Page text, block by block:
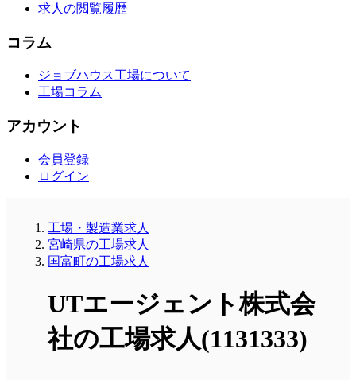
求人の閲覧履歴
コラム
ジョブハウス工場について
工場コラム
アカウント
会員登録
ログイン
工場・製造業求人
宮崎県の工場求人
国富町の工場求人
UTエージェント株式会
社の工場求人(1131333)